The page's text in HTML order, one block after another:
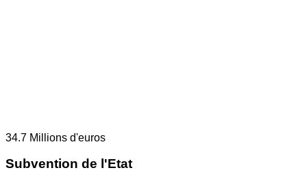
34.7 Millions d'euros
Subvention de l'Etat